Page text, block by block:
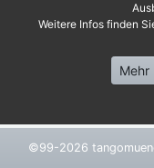
©99-2026
Weitere Infos finden
Mehr